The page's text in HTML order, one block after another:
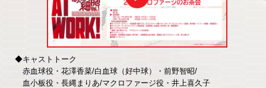
◆キャストトーク
赤血球役・花澤香菜/白血球（好中球）・前野智昭/
血小板役・長縄まりあ/マクロファージ役・井上喜久子